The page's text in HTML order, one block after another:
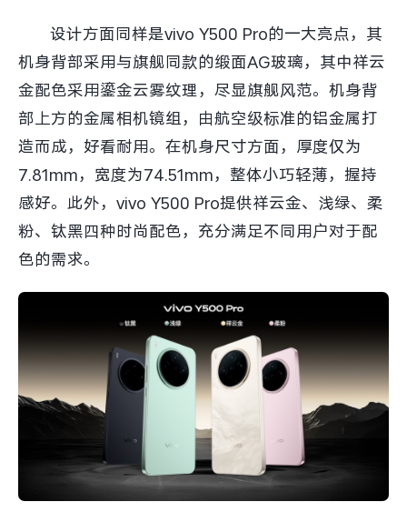
设计方面同样是vivo Y500 Pro的一大亮点，其
机身背部采用与旗舰同款的缎面AG玻璃，其中祥云
金配色采用鎏金云雾纹理，尽显旗舰风范。机身背
部上方的金属相机镜组，由航空级标准的铝金属打
造而成，好看耐用。在机身尺寸方面，厚度仅为
7.81mm，宽度为74.51mm，整体小巧轻薄，握持
感好。此外，vivo Y500 Pro提供祥云金、浅绿、柔
粉、钛黑四种时尚配色，充分满足不同用户对于配
色的需求。